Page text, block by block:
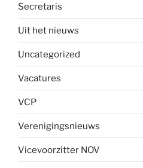
Secretaris
Uit het nieuws
Uncategorized
Vacatures
VCP
Verenigingsnieuws
Vicevoorzitter NOV